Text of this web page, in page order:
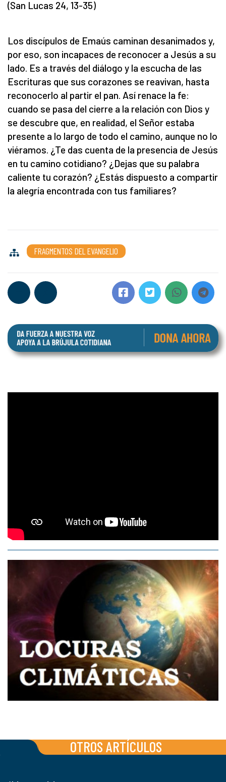
(San Lucas 24, 13-35)
Los discípulos de Emaús caminan desanimados y,
por eso, son incapaces de reconocer a Jesús a su
lado. Es a través del diálogo y la escucha de las
Escrituras que sus corazones se reavivan, hasta
reconocerlo al partir el pan. Así renace la fe:
cuando se pasa del cierre a la relación con Dios y
se descubre que, en realidad, el Señor estaba
presente a lo largo de todo el camino, aunque no lo
viéramos. ¿Te das cuenta de la presencia de Jesús
en tu camino cotidiano? ¿Dejas que su palabra
caliente tu corazón? ¿Estás dispuesto a compartir
la alegría encontrada con tus familiares?
FRAGMENTOS DEL EVANGELIO
OTROS ARTÍCULOS